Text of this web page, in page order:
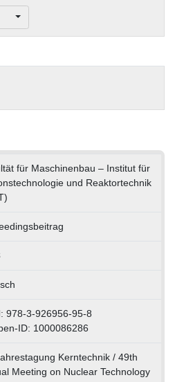
für Maschinenbau – Institut für
und Reaktortechnik
978-3-926956-95-8
ID: 1000086286
Kerntechnik / 49th
Meeting on Nuclear Technology